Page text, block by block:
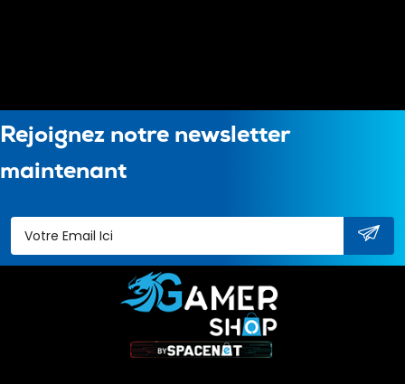
Rejoignez notre newsletter
maintenant